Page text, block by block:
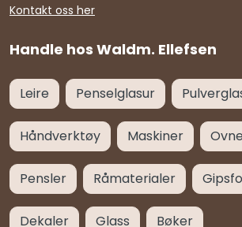
Handle hos Waldm. Ellefsen
Kontakt oss her
Leire Penselglasur
Håndverktøy Maskiner
Pensler Råmaterialer
Dekaler Glass Bøker